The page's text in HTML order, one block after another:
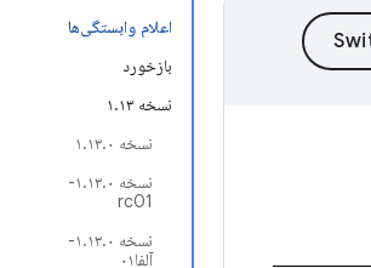
اعلام وابستگی‌ها
بازخورد
نسخه ۱.۱۳
نسخه ۱.۱۳.۰
نسخه ۱.۱۳.۰-
rc01
نسخه ۱.۱۳.۰-
آلفا۰۱